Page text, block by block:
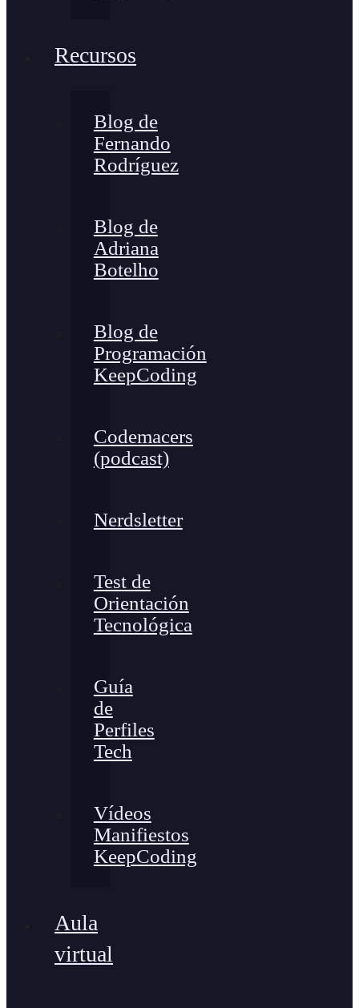
Recursos
Blog de
Fernando
Rodríguez
Blog de
Adriana
Botelho
Blog de
Programación
KeepCoding
Codemacers
(podcast)
Nerdsletter
Test de
Orientación
Tecnológica
Guía
de
Perfiles
Tech
Vídeos
Manifiestos
KeepCoding
Aula
virtual